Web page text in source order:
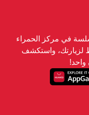
في مركز الحمراء
واستكشف